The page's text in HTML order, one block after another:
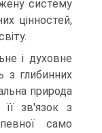
систему
цінностей,
і духовне
з глибинних
природа
її зв'язок з
само